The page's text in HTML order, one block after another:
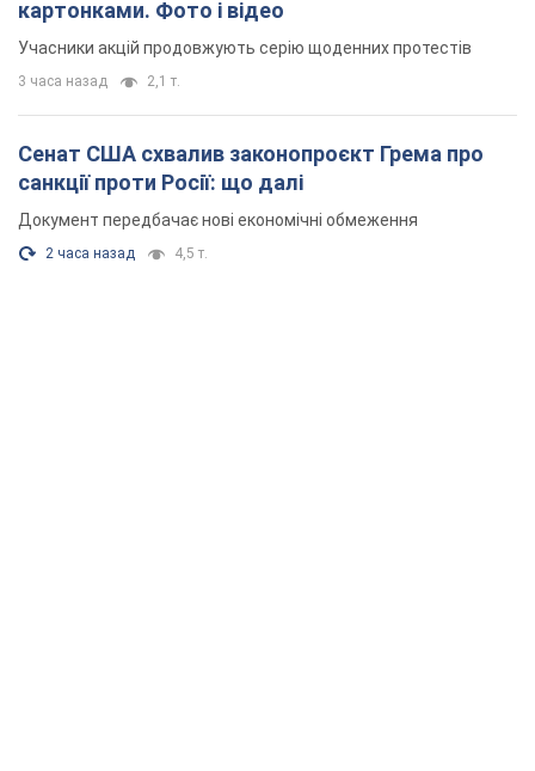
картонками. Фото і відео
Учасники акцій продовжують серію щоденних протестів
3 часа назад 2,1 т.
Сенат США схвалив законопроєкт Грема про
санкції проти Росії: що далі
Документ передбачає нові економічні обмеження
2 часа назад 4,5 т.